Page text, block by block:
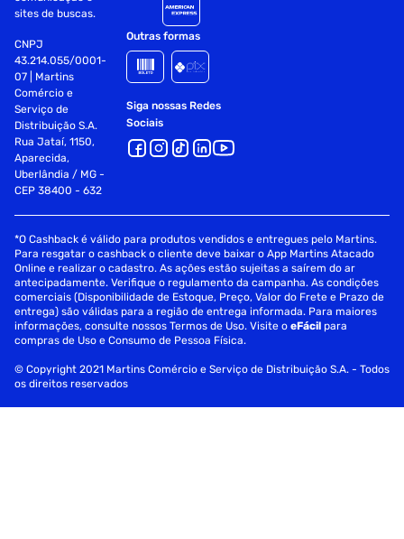
sites de buscas.
CNPJ
43.214.055/0001-
07 | Martins
Comércio e
Serviço de
Distribuição S.A.
Rua Jataí, 1150,
Aparecida,
Uberlândia / MG -
CEP 38400 - 632
Outras formas
Siga nossas Redes
Sociais
*O Cashback é válido para produtos vendidos e entregues pelo Martins.
Para resgatar o cashback o cliente deve baixar o App Martins Atacado
Online e realizar o cadastro. As ações estão sujeitas a saírem do ar
antecipadamente. Verifique o regulamento da campanha. As condições
comerciais (Disponibilidade de Estoque, Preço, Valor do Frete e Prazo de
entrega) são válidas para a região de entrega informada. Para maiores
informações, consulte nossos Termos de Uso. Visite oeFácil para
compras de Uso e Consumo de Pessoa Física.
© Copyright 2021 Martins Comércio e Serviço de Distribuição S.A. - Todos
os direitos reservados